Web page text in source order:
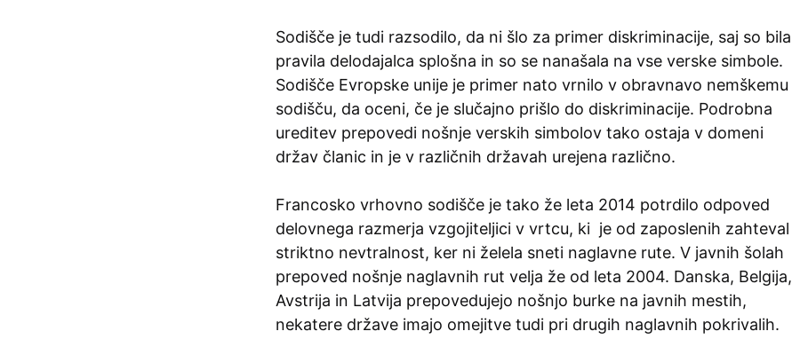
Sodišče je tudi razsodilo, da ni šlo za primer diskriminacije, saj so bila
pravila delodajalca splošna in so se nanašala na vse verske simbole.
Sodišče Evropske unije je primer nato vrnilo v obravnavo nemškemu
sodišču, da oceni, če je slučajno prišlo do diskriminacije. Podrobna
ureditev prepovedi nošnje verskih simbolov tako ostaja v domeni
držav članic in je v različnih državah urejena različno.
Francosko vrhovno sodišče je tako že leta 2014 potrdilo odpoved
delovnega razmerja vzgojiteljici v vrtcu, ki je od zaposlenih zahteval
striktno nevtralnost, ker ni želela sneti naglavne rute. V javnih šolah
prepoved nošnje naglavnih rut velja že od leta 2004. Danska, Belgija,
Avstrija in Latvija prepovedujejo nošnjo burke na javnih mestih,
nekatere države imajo omejitve tudi pri drugih naglavnih pokrivalih.